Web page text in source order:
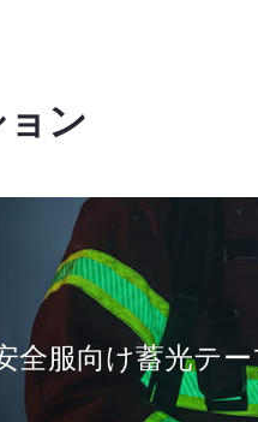
ン
全服向け蓄光テ